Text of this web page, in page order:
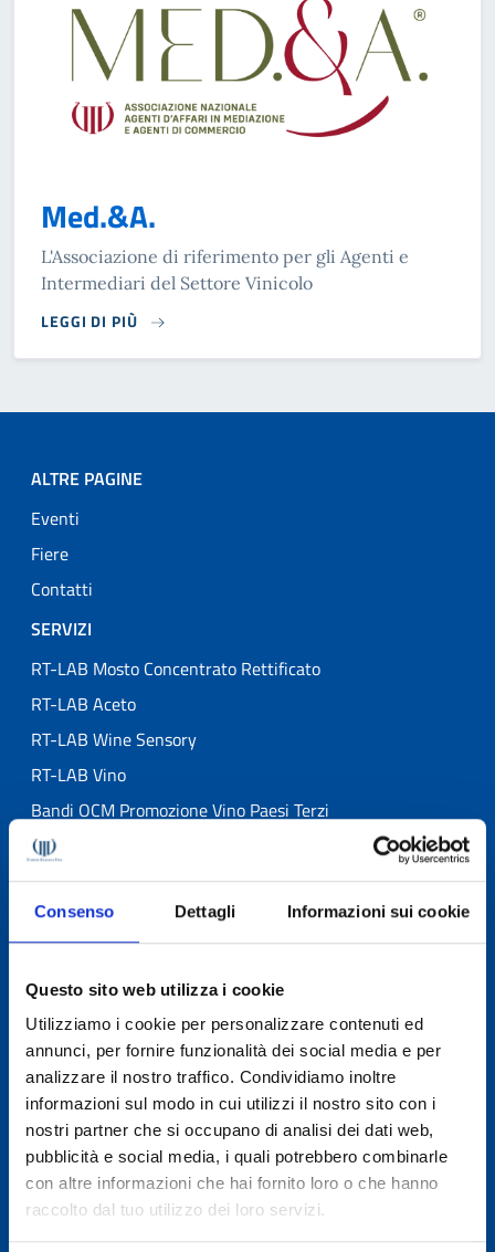
Consenso Dettagli Informazioni sui cookie
Questo sito web utilizza i cookie
Utilizziamo i cookie per personalizzare contenuti ed
annunci, per fornire funzionalità dei social media e per
analizzare il nostro traffico. Condividiamo inoltre
informazioni sul modo in cui utilizzi il nostro sito con i
nostri partner che si occupano di analisi dei dati web,
pubblicità e social media, i quali potrebbero combinarle
con altre informazioni che hai fornito loro o che hanno
raccolto dal tuo utilizzo dei loro servizi.
Med.&A.
L'Associazione di riferimento per gli Agenti e
Intermediari del Settore Vinicolo
LEGGI DI PIÙ
ALTRE PAGINE
Eventi
Fiere
Contatti
SERVIZI
RT-LAB Mosto Concentrato Rettificato
RT-LAB Aceto
RT-LAB Wine Sensory
RT-LAB Vino
Bandi OCM Promozione Vino Paesi Terzi
OCM Investimenti in cantina
Assistenza su normative dei Paesi Terzi
Alert normativo – UIVLex
Compendio – Regole di etichettatura dei prodotti
vitivinicoli
Codice della Vite e del Vino 2025 – 16ª Edizione
Formazione giuridica per le aziende vitivinicole
Banche Dati Giuridiche Online
Consulenza organizzativa per le aziende vitivinicole
Formazione organizzativa e sui sistemi di gestione per le
aziende vitivinicole
Verifiche ispettive di Prima e Seconda Parte